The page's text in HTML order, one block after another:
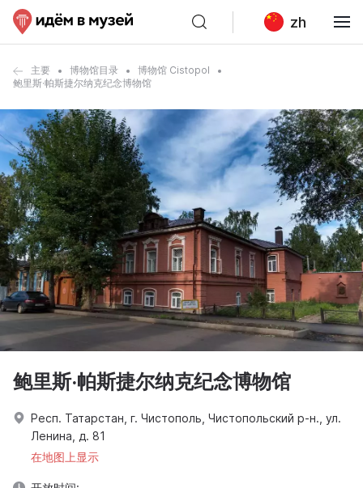
zh
主要 博物馆目录
博物馆 Cistopol
鲍里斯·帕斯捷尔纳克纪念博物馆
鲍里斯·帕斯捷尔纳克纪念博物馆
Респ. Татарстан, г. Чистополь, Чистопольский р-н., ул.
Ленина, д. 81
在地图上显示